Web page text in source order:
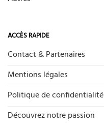
ACCÈS RAPIDE
Contact & Partenaires
Mentions légales
Politique de confidentialité
Découvrez notre passion